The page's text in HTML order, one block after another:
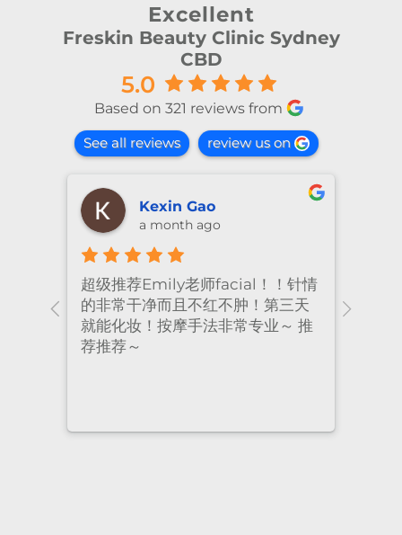
Excellent
Freskin Beauty Clinic Sydney
CBD
5.0
Based on 321 reviews from
See all reviews review us on
shiya lu
2 months ago
I’ve been coming to Freskin for
many years and I have always
had excellent treatment. The
staff are super professional and